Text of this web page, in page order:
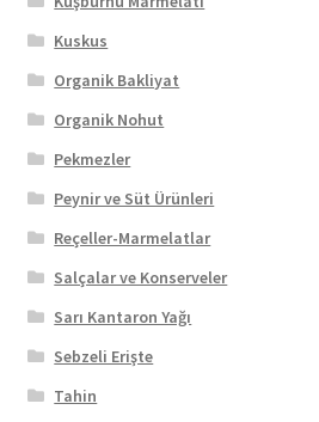
Kuskus
Organik Bakliyat
Organik Nohut
Pekmezler
Peynir ve Süt Ürünleri
Reçeller-Marmelatlar
Salçalar ve Konserveler
Sarı Kantaron Yağı
Sebzeli Erişte
Tahin